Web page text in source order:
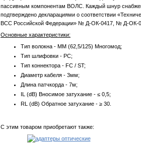
пассивным компонентам ВОЛС. Каждый шнур снабжен
подтверждено декларациями о соответствии
ВСС Российской Федерации» № Д-ОК-0417, № Д-ОК-
Основные характеристики:
Тип волокна - MM (62,5/125) Многомод;
Тип шлифовки - PC;
Тип коннектора - FC / ST;
Диаметр кабеля - 3мм;
Длина патчкорда - 7м;
IL (dB) Вносимое затухание - ≤ 0,5;
RL (dB) Обратное затухание - ≥ 30.
С этим товаром приобретают также: